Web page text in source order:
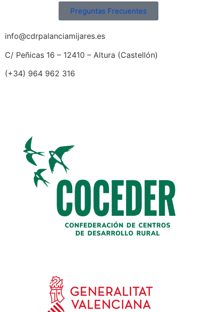
Preguntas Frecuentes
info@cdrpalanciamijares.es
C/ Peñicas 16 – 12410 – Altura (Castellón)
(+34) 964 962 316